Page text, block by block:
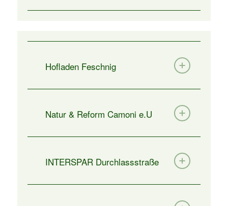
Hofladen Feschnig
Natur & Reform Camoni e.U
INTERSPAR Durchlassstraße